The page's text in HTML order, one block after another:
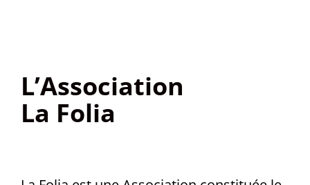
L’Association
La Folia